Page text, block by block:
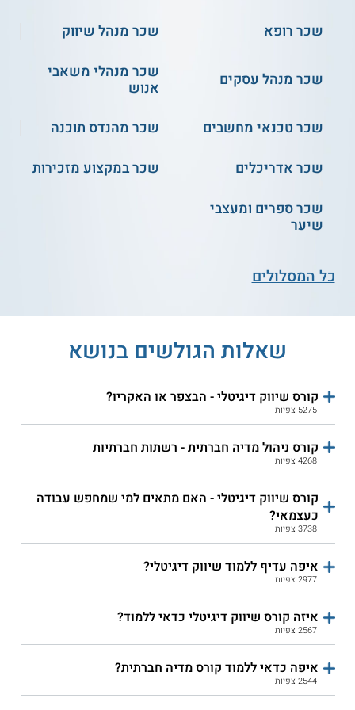
התחילו ללמוד
IPC - קורס שיווק דיגיטלי ג'ון ברייס - שיווק דיגיטלי
קורס אונליין
באינסטגרם -
Instagram לעסקים
מכללת SVCollege - שיווק
דיגיטלי וניהול מדיות חברתיות
שכר רופא
שכר מנהל שיווק
שכר מנהל עסקים
שכר מנהלי משאבי
אנוש
שכר טכנאי מחשבים
שכר מהנדס תוכנה
שכר אדריכלים
שכר במקצוע מזכירות
שכר ספרים ומעצבי
שיער
כל המסלולים
שאלות הגולשים בנושא
קורס שיווק דיגיטלי - הבצפר או האקריו?
5275 צפיות
קורס ניהול מדיה חברתית - רשתות חברתיות
4268 צפיות
קורס שיווק דיגיטלי - האם מתאים למי שמחפש עבודה
כעצמאי?
3738 צפיות
איפה עדיף ללמוד שיווק דיגיטלי?
2977 צפיות
איזה קורס שיווק דיגיטלי כדאי ללמוד?
2567 צפיות
איפה כדאי ללמוד קורס מדיה חברתית?
2544 צפיות